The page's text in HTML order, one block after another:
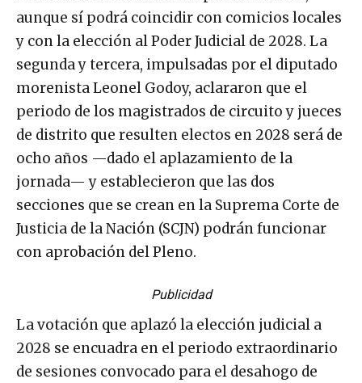
aunque sí podrá coincidir con comicios locales
y con la elección al Poder Judicial de 2028. La
segunda y tercera, impulsadas por el diputado
morenista Leonel Godoy, aclararon que el
periodo de los magistrados de circuito y jueces
de distrito que resulten electos en 2028 será de
ocho años —dado el aplazamiento de la
jornada— y establecieron que las dos
secciones que se crean en la Suprema Corte de
Justicia de la Nación (SCJN) podrán funcionar
con aprobación del Pleno.
Publicidad
La votación que aplazó la elección judicial a
2028 se encuadra en el periodo extraordinario
de sesiones convocado para el desahogo de